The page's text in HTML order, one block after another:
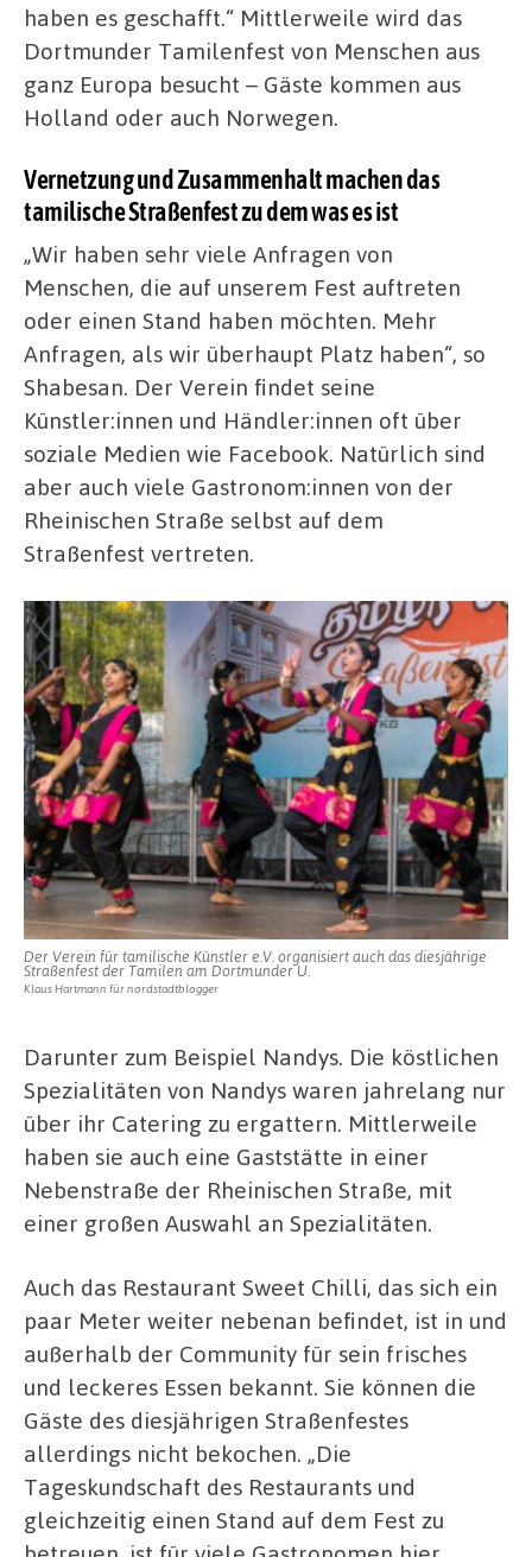
haben es geschafft.“ Mittlerweile wird das
Dortmunder Tamilenfest von Menschen aus
ganz Europa besucht – Gäste kommen aus
Holland oder auch Norwegen.
Vernetzung und Zusammenhalt machen das
tamilische Straßenfest zu dem was es ist
„Wir haben sehr viele Anfragen von
Menschen, die auf unserem Fest auftreten
oder einen Stand haben möchten. Mehr
Anfragen, als wir überhaupt Platz haben“, so
Shabesan. Der Verein findet seine
Künstler:innen und Händler:innen oft über
soziale Medien wie Facebook. Natürlich sind
aber auch viele Gastronom:innen von der
Rheinischen Straße selbst auf dem
Straßenfest vertreten.
Der Verein für tamilische Künstler e.V. organisiert auch das diesjährige
Straßenfest der Tamilen am Dortmunder U.
Klaus Hartmann für nordstadtblogger
Darunter zum Beispiel Nandys. Die köstlichen
Spezialitäten von Nandys waren jahrelang nur
über ihr Catering zu ergattern. Mittlerweile
haben sie auch eine Gaststätte in einer
Nebenstraße der Rheinischen Straße, mit
einer großen Auswahl an Spezialitäten.
Auch das Restaurant Sweet Chilli, das sich ein
paar Meter weiter nebenan befindet, ist in und
außerhalb der Community für sein frisches
und leckeres Essen bekannt. Sie können die
Gäste des diesjährigen Straßenfestes
allerdings nicht bekochen. „Die
Tageskundschaft des Restaurants und
gleichzeitig einen Stand auf dem Fest zu